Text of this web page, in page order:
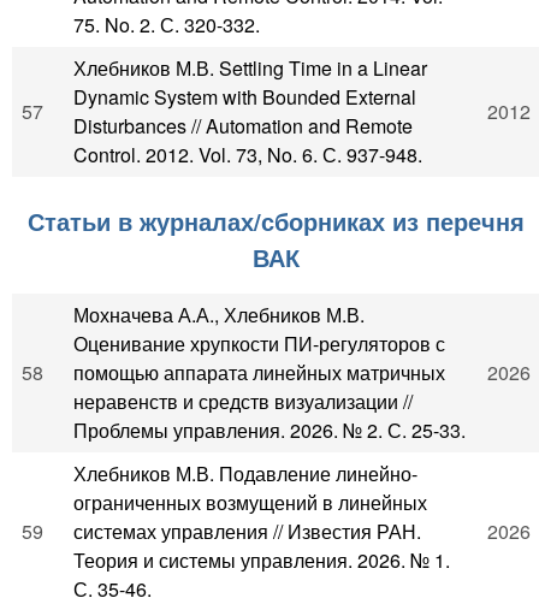
75. No. 2. С. 320-332.
57
Хлебников М.В. Settling Time in a Linear
Dynamic System with Bounded External
Disturbances // Automation and Remote
Control. 2012. Vol. 73, No. 6. С. 937-948.
2012
Статьи в журналах/сборниках из перечня
ВАК
58
Мохначева А.А., Хлебников М.В.
Оценивание хрупкости ПИ-регуляторов с
помощью аппарата линейных матричных
неравенств и средств визуализации //
Проблемы управления. 2026. № 2. С. 25-33.
2026
59
Хлебников М.В. Подавление линейно-
ограниченных возмущений в линейных
системах управления // Известия РАН.
Теория и системы управления. 2026. № 1.
С. 35-46.
2026